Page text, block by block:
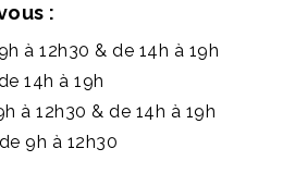
:
à 12h30 & de 14h à 19h
14h à 19h
à 12h30 & de 14h à 19h
9h à 12h30